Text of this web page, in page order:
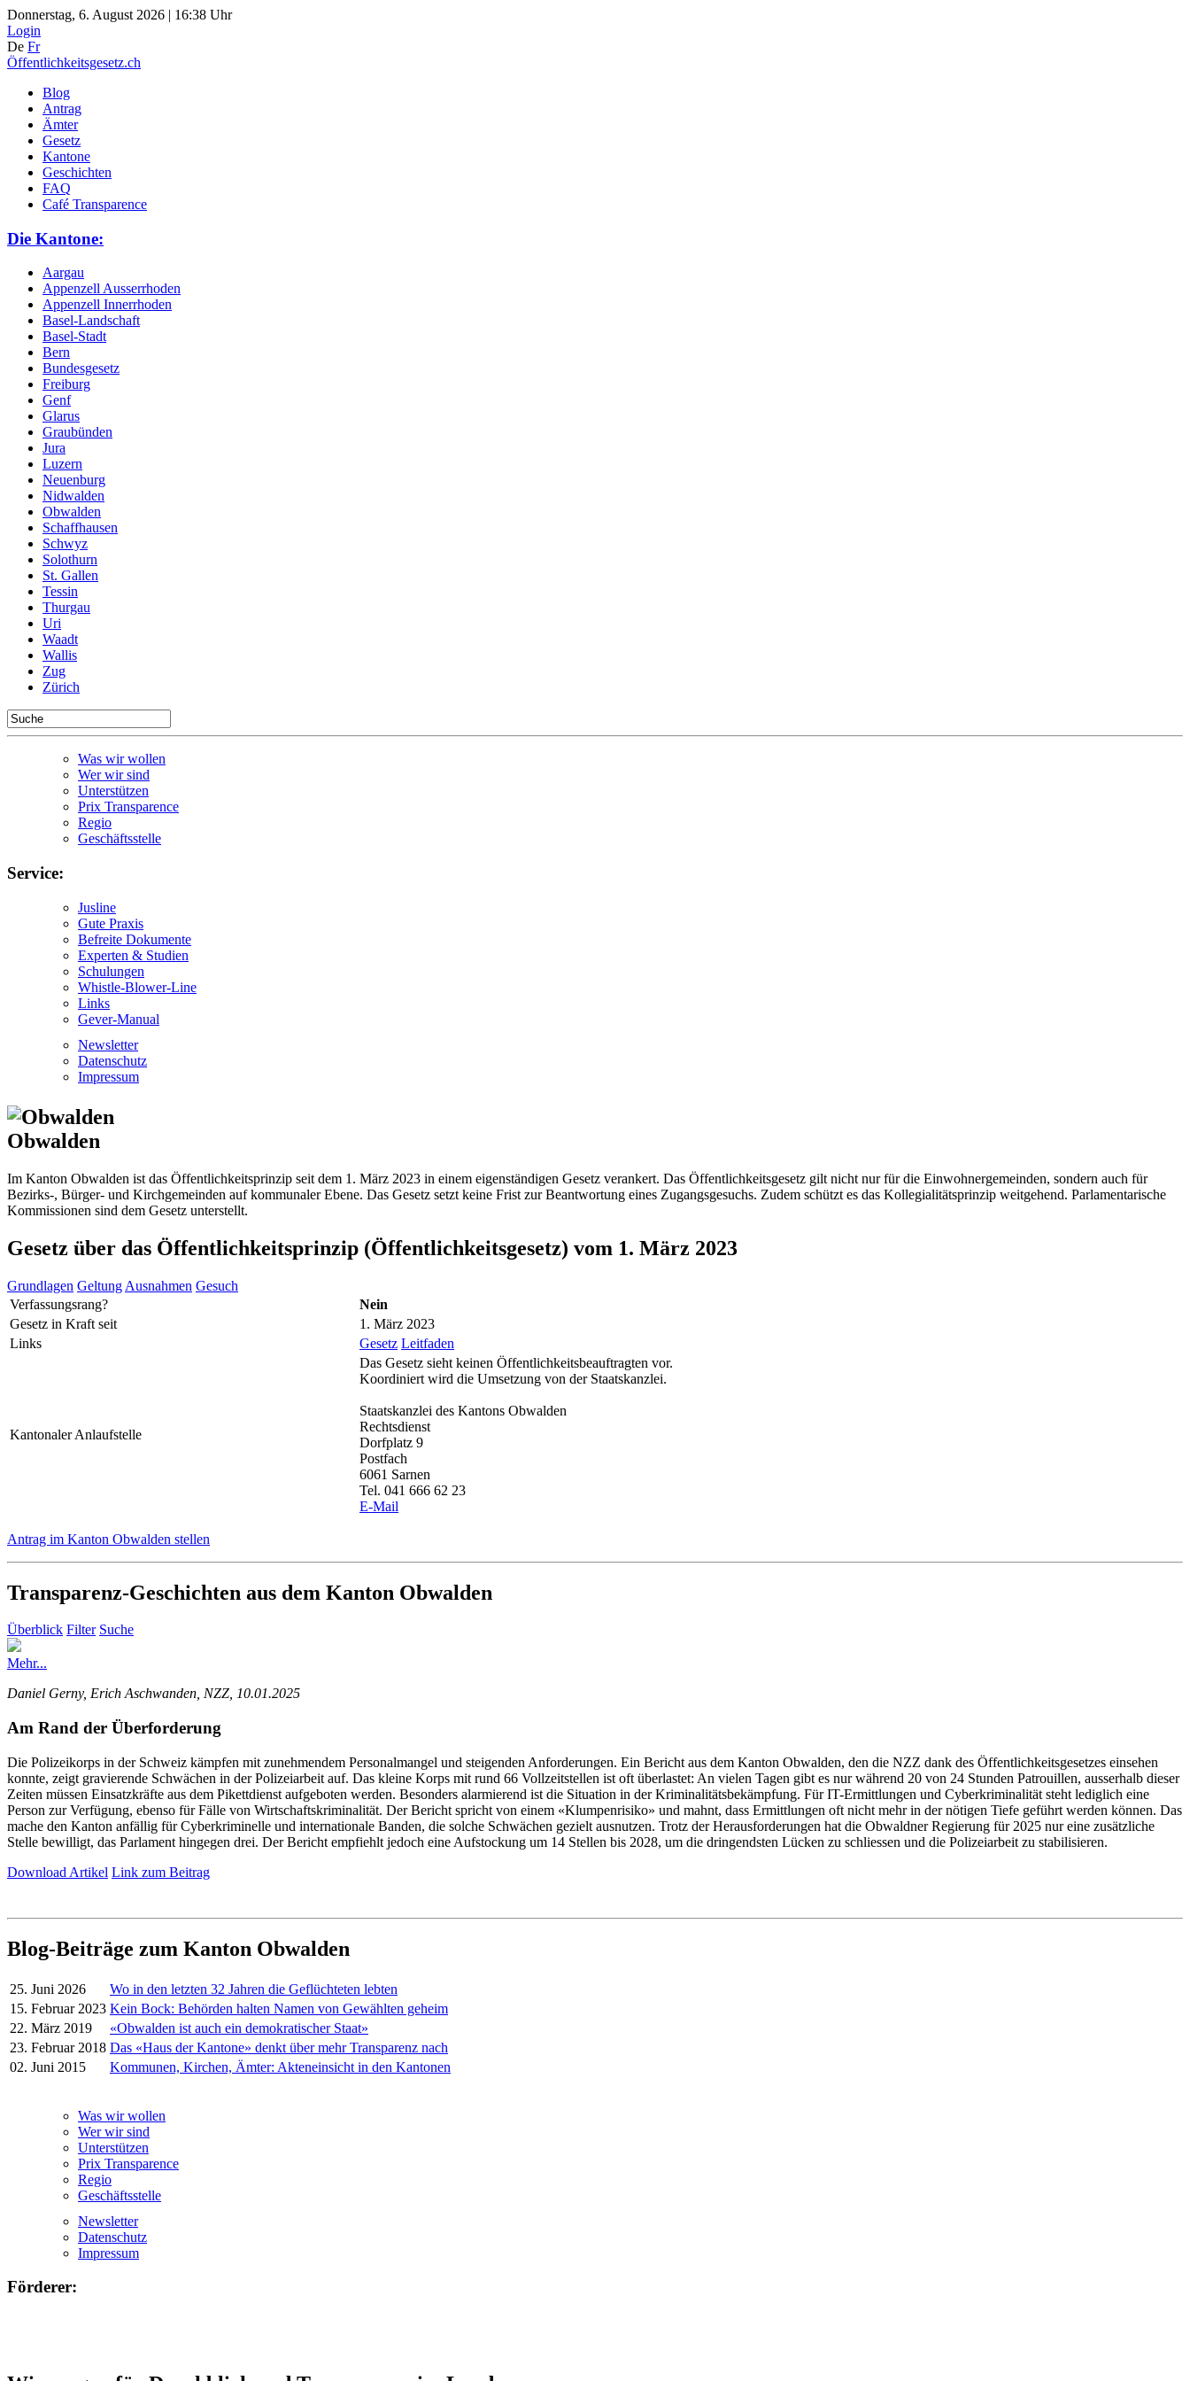
Donnerstag, 6. August 2026 | 16:38 Uhr
Login
De Fr
Öffentlichkeitsgesetz.ch
Blog
Antrag
Ämter
Gesetz
Kantone
Geschichten
FAQ
Café Transparence
Die Kantone:
Aargau
Appenzell Ausserrhoden
Appenzell Innerrhoden
Basel-Landschaft
Basel-Stadt
Bern
Bundesgesetz
Freiburg
Genf
Glarus
Graubünden
Jura
Luzern
Neuenburg
Nidwalden
Obwalden
Schaffhausen
Schwyz
Solothurn
St. Gallen
Tessin
Thurgau
Uri
Waadt
Wallis
Zug
Zürich
Was wir wollen
Wer wir sind
Unterstützen
Prix Transparence
Regio
Geschäftsstelle
Service:
Jusline
Gute Praxis
Befreite Dokumente
Experten & Studien
Schulungen
Whistle-Blower-Line
Links
Gever-Manual
Newsletter
Datenschutz
Impressum
Obwalden
Im Kanton Obwalden ist das Öffentlichkeitsprinzip seit dem 1. März 2023 in einem eigenständigen Gesetz verankert. Das Öffentlichkeitsgesetz gilt nicht nur für die Einwohnergemeinden, sondern auch für
Bezirks-, Bürger- und Kirchgemeinden auf kommunaler Ebene. Das Gesetz setzt keine Frist zur Beantwortung eines Zugangsgesuchs. Zudem schützt es das Kollegialitätsprinzip weitgehend. Parlamentarische
Kommissionen sind dem Gesetz unterstellt.
Gesetz über das Öffentlichkeitsprinzip (Öffentlichkeitsgesetz) vom 1. März 2023
Grundlagen Geltung Ausnahmen Gesuch
Verfassungsrang?
Nein
Gesetz in Kraft seit
1. März 2023
Links
Gesetz Leitfaden
Kantonaler Anlaufstelle
Das Gesetz sieht keinen Öffentlichkeitsbeauftragten vor.
Koordiniert wird die Umsetzung von der Staatskanzlei.
Staatskanzlei des Kantons Obwalden
Rechtsdienst
Dorfplatz 9
Postfach
6061 Sarnen
Tel. 041 666 62 23
E-Mail
Antrag im Kanton Obwalden stellen
Transparenz-Geschichten aus dem Kanton Obwalden
Überblick Filter Suche
Mehr...
Daniel Gerny, Erich Aschwanden, NZZ, 10.01.2025
Am Rand der Überforderung
Die Polizeikorps in der Schweiz kämpfen mit zunehmendem Personalmangel und steigenden Anforderungen. Ein Bericht aus dem Kanton Obwalden, den die NZZ dank des Öffentlichkeitsgesetzes einsehen
konnte, zeigt gravierende Schwächen in der Polizeiarbeit auf. Das kleine Korps mit rund 66 Vollzeitstellen ist oft überlastet: An vielen Tagen gibt es nur während 20 von 24 Stunden Patrouillen, ausserhalb dieser
Zeiten müssen Einsatzkräfte aus dem Pikettdienst aufgeboten werden. Besonders alarmierend ist die Situation in der Kriminalitätsbekämpfung. Für IT-Ermittlungen und Cyberkriminalität steht lediglich eine
Person zur Verfügung, ebenso für Fälle von Wirtschaftskriminalität. Der Bericht spricht von einem «Klumpenrisiko» und mahnt, dass Ermittlungen oft nicht mehr in der nötigen Tiefe geführt werden können. Das
mache den Kanton anfällig für Cyberkriminelle und internationale Banden, die solche Schwächen gezielt ausnutzen. Trotz der Herausforderungen hat die Obwaldner Regierung für 2025 nur eine zusätzliche
Stelle bewilligt, das Parlament hingegen drei. Der Bericht empfiehlt jedoch eine Aufstockung um 14 Stellen bis 2028, um die dringendsten Lücken zu schliessen und die Polizeiarbeit zu stabilisieren.
Download Artikel Link zum Beitrag
Blog-Beiträge zum Kanton Obwalden
25. Juni 2026
Wo in den letzten 32 Jahren die Geflüchteten lebten
15. Februar 2023 Kein Bock: Behörden halten Namen von Gewählten geheim
22. März 2019
«Obwalden ist auch ein demokratischer Staat»
23. Februar 2018 Das «Haus der Kantone» denkt über mehr Transparenz nach
02. Juni 2015
Kommunen, Kirchen, Ämter: Akteneinsicht in den Kantonen
Was wir wollen
Wer wir sind
Unterstützen
Prix Transparence
Regio
Geschäftsstelle
Newsletter
Datenschutz
Impressum
Förderer: